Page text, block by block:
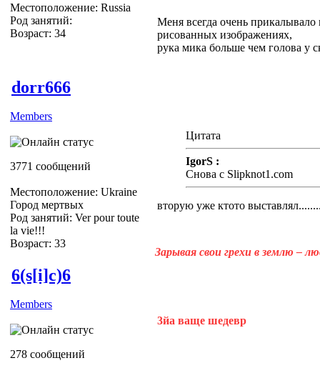
Местоположение: Russia
Род занятий:
Возраст: 34
Меня всегда очень
рисованных изображениях,
рука мика больше чем голова у
dorr666
Members
3771 сообщений
Местоположение: Ukraine
Город мертвых
Род занятий: Ver pour toute
la vie!!!
Возраст: 33
Цитата
IgorS :
Снова с Slipknot1.com
вторую уже ктото
Зарывая свои грехи в землю –
6(s[i]c)6
Members
278 сообщений
3йа ваще шедевр